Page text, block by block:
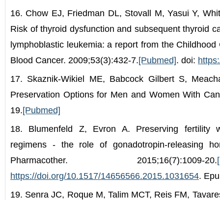
16. Chow EJ, Friedman DL, Stovall M, Yasui Y,
Risk of thyroid dysfunction and subsequent thyroid
lymphoblastic leukemia: a report from the
Blood Cancer. 2009;53(3):432-7.[Pubmed]. doi:
17. Skaznik-Wikiel ME, Babcock Gilbert S,
Preservation Options for Men and Women With
19.[Pubmed]
18. Blumenfeld Z, Evron A. Preserving fertility
regimens - the role of gonadotropin-releasing
Pharmacother. 2015;16(7):1009-20.
https://doi.org/10.1517/14656566.2015.1031654.
19. Senra JC, Roque M, Talim MCT, Reis FM,